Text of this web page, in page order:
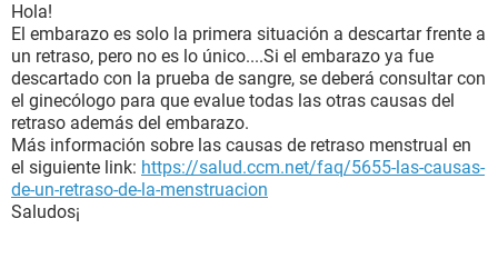
Hola!
El embarazo es solo la primera situación a descartar frente a
un retraso, pero no es lo único....Si el embarazo ya fue
descartado con la prueba de sangre, se deberá consultar con
el ginecólogo para que evalue todas las otras causas del
retraso además del embarazo.
Más información sobre las causas de retraso menstrual en
el siguiente link: https://salud.ccm.net/faq/5655-las-causas-
de-un-retraso-de-la-menstruacion
Saludos¡